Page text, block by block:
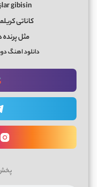
gibisin
کاناتی
مثل
دانلود اهنگ